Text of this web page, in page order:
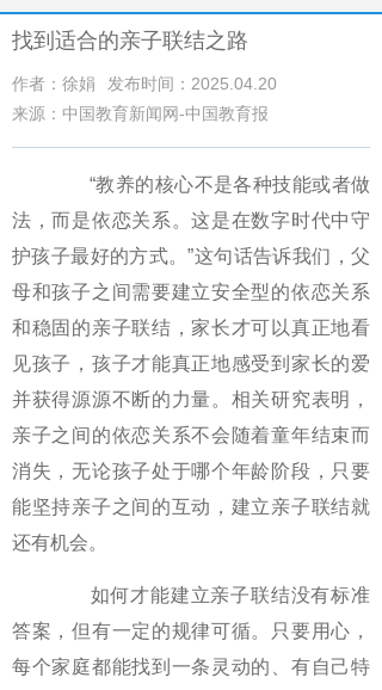
找到适合的亲子联结之路
作者：徐娟
发布时间：2025.04.20
来源：中国教育新闻网-中国教育报
“教养的核心不是各种技能或者做
法，而是依恋关系。这是在数字时代中守
护孩子最好的方式。”这句话告诉我们，父
母和孩子之间需要建立安全型的依恋关系
和稳固的亲子联结，家长才可以真正地看
见孩子，孩子才能真正地感受到家长的爱
并获得源源不断的力量。相关研究表明，
亲子之间的依恋关系不会随着童年结束而
消失，无论孩子处于哪个年龄阶段，只要
能坚持亲子之间的互动，建立亲子联结就
还有机会。
如何才能建立亲子联结没有标准
答案，但有一定的规律可循。只要用心，
每个家庭都能找到一条灵动的、有自己特